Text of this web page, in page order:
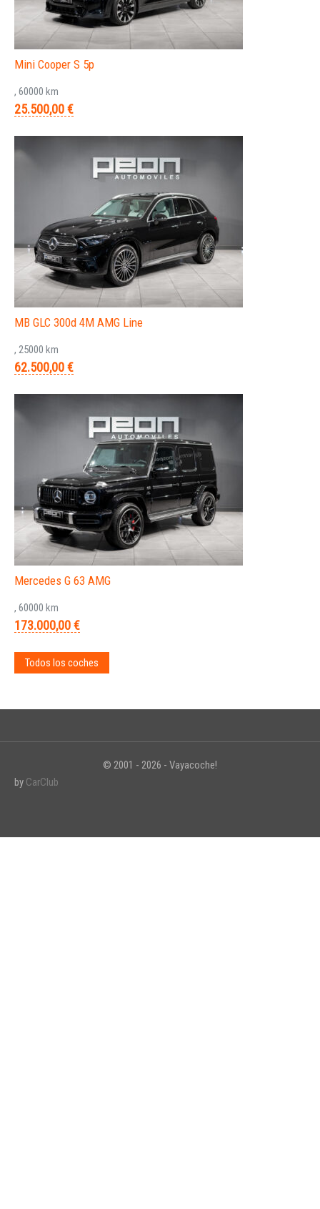
Mini Cooper S 5p
, 60000 km
25.500,00 €
MB GLC 300d 4M AMG Line
, 25000 km
62.500,00 €
Mercedes G 63 AMG
, 60000 km
173.000,00 €
Todos los coches
© 2001 - 2026 - Vayacoche!
by CarClub